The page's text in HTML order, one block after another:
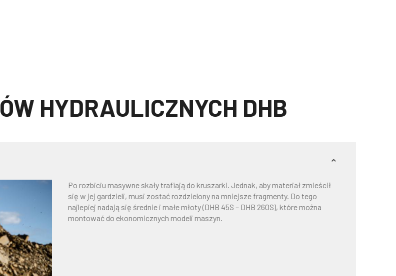
HYDRAULICZNYCH DHB
Po rozbiciu masywne skały trafiają do kruszarki. Jednak, aby materiał zmieścił
się w jej gardzieli, musi zostać rozdzielony na mniejsze fragmenty. Do tego
najlepiej nadają się średnie i małe młoty (DHB 45S – DHB 260S), które można
montować do ekonomicznych modeli maszyn.